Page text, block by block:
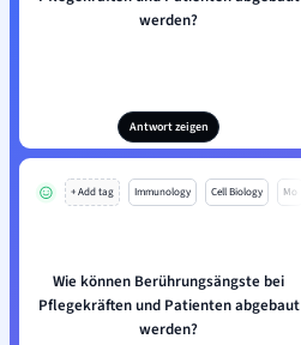
werden?
Antwort zeigen
+ Add tag Immunology Cell Biology Mo
Wie können Berührungsängste bei
Pflegekräften und Patienten abgebaut
werden?